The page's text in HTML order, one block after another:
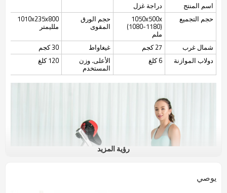
اسم المنتج
دراجة غزل
حجم التجميع
1050x500x
(1080-1180)
ملم
حجم الورق
المقوى
1010x235x800
ملليمتر
شمال غرب 27 كجم غيغاواط
30 كجم
دولاب الموازنة
6 كلغ الأعلى. وزن
المستخدم
120 كلغ
رؤية المزيد
يوصي